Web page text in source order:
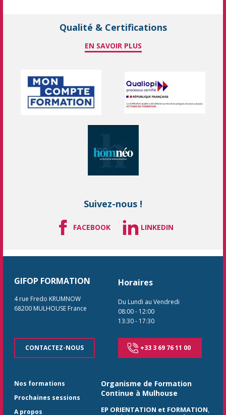
Qualité & Certifications
EN SAVOIR PLUS
Suivez-nous !
FACEBOOK LINKEDIN
GIFOP FORMATION
4 rue Fredo KRUMNOW
68200 MULHOUSE France
CONTACTEZ-NOUS
Horaires
Du Lundi au Vendredi
08:00- 12:00
13:30- 17:30
+33 3 69 76 11 00
Nos formations
Prochaines sessions
A propos
Organisme de Formation
Continue à Mulhouse
EP ORIENTATION et FORMATION,